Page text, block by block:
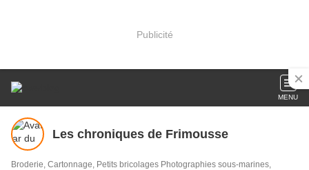
Publicité
MENU
Les chroniques de Frimousse
Broderie, Cartonnage, Petits bricolages Photographies sous-marines,